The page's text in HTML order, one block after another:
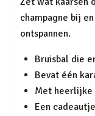
champagne bij
ontspannen.
Bruisbal die
Bevat één
Met heerlijke
Een